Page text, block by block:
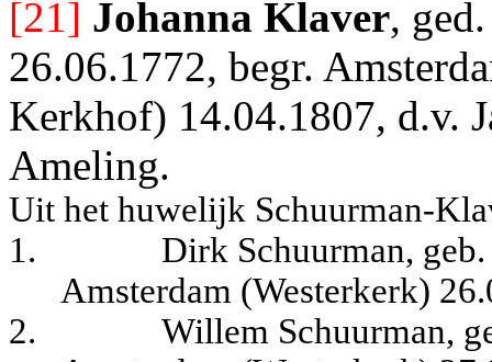
[21] Johanna Klaver,
26.06.1772, begr.
Kerkhof) 14.04.1807, d.v.
Ameling.
Uit het huwelijk Schuurman-
1.
Dirk Schuurman,
Amsterdam (Westerkerk)
2.
Willem Schuurman,